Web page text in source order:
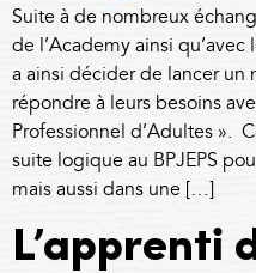
Suite à de nombreux
de l’Academy ainsi
a ainsi décider de lancer
répondre à leurs besoins
Professionnel d’Adultes ».
suite logique au BPJEPS
mais aussi dans une […]
L’apprenti